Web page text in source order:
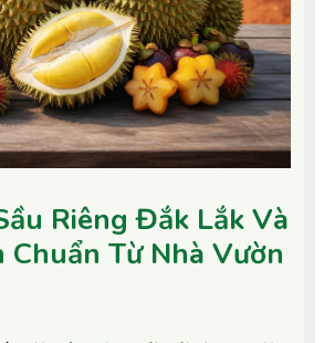
Riêng Đắk Lắk Và
Chuẩn Từ Nhà Vườn